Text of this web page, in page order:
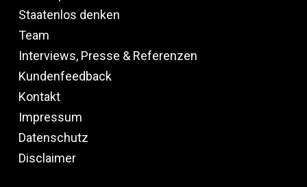
Staatenlos denken
Team
Interviews, Presse & Referenzen
Kundenfeedback
Kontakt
Impressum
Datenschutz
Disclaimer